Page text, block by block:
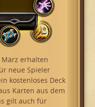
erhalten
neue Spieler
kostenloses Deck
Karten aus dem
gilt auch für